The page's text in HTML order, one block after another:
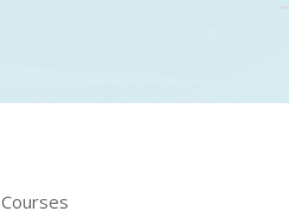
Courses